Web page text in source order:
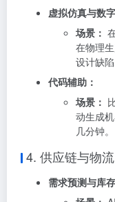
虚拟仿真与数
场景：
在物理
设计缺陷
代码辅助：
场景：
动生成
几分钟。
4. 供应链与物
需求预测与库